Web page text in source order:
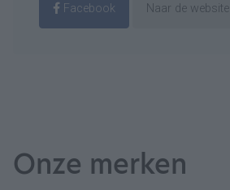
Facebook Naar de website
Onze merken